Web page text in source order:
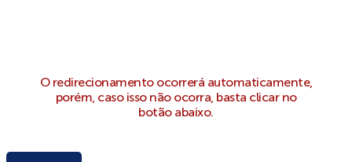
O redirecionamento ocorrerá automaticamente,
porém, caso isso não ocorra, basta clicar no
botão abaixo.